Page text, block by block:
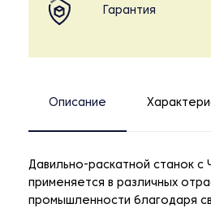
Гарантия
Описание
Давильно-раскатной станок с
применяется в различных
промышленности благодаря